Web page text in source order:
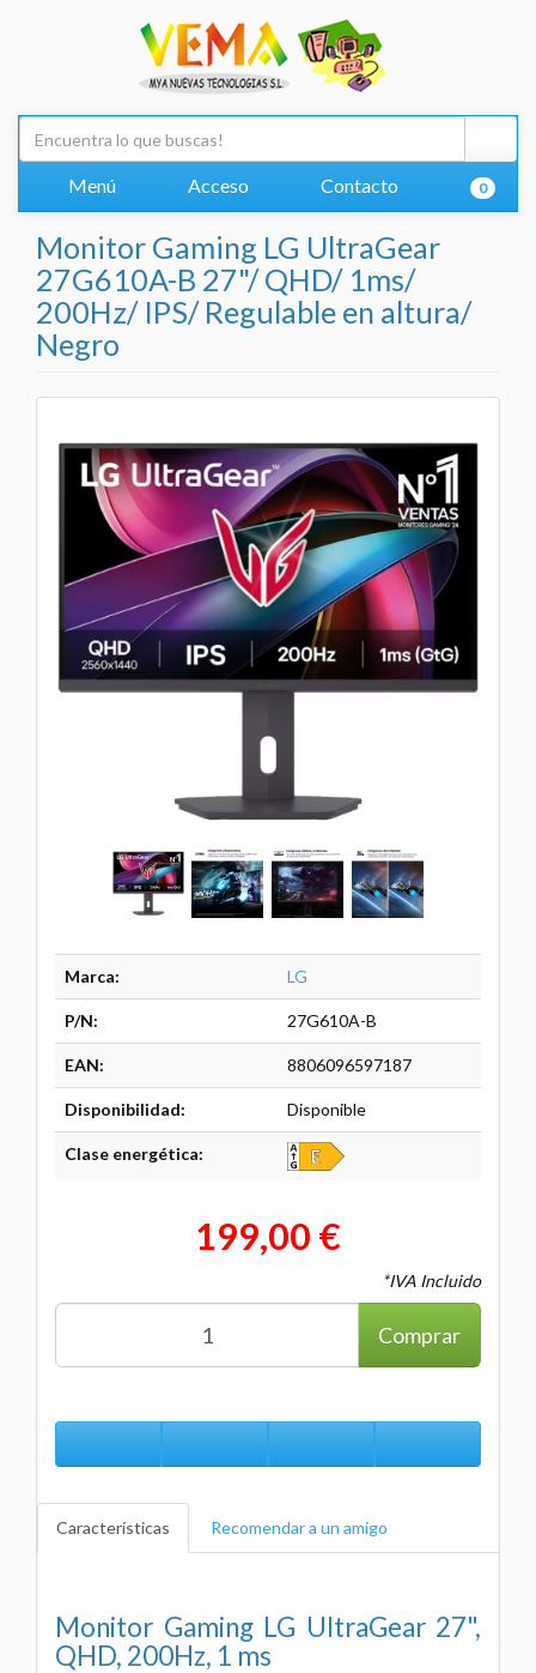
Menú Acceso Contacto 0
Monitor Gaming LG UltraGear
27G610A-B 27"/ QHD/ 1ms/
200Hz/ IPS/ Regulable en altura/
Negro
Marca: LG
P/N: 27G610A-B
EAN: 8806096597187
Disponibilidad: Disponible
Clase energética:
199,00 €
*IVA Incluido
Comprar
Características Recomendar a un amigo
Monitor Gaming LG UltraGear 27",
QHD, 200Hz, 1 ms